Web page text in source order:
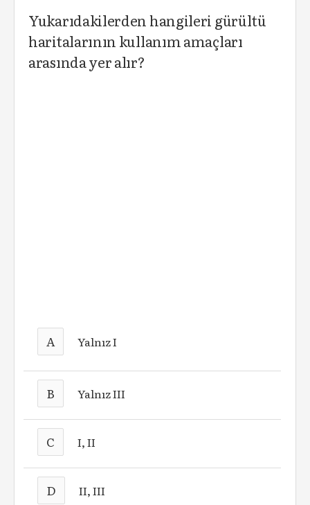
Yukarıdakilerden hangileri gürültü
haritalarının kullanım amaçları
arasında yer alır?
A Yalnız I
B Yalnız III
C I, II
D II, III